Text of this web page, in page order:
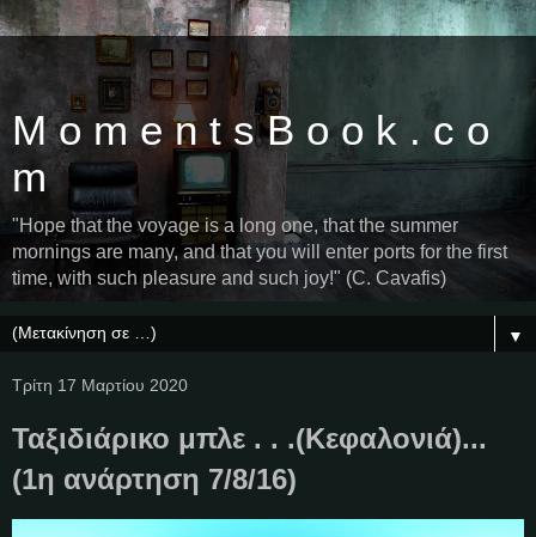
M o m e n t s B o o k . c o
m
"Hope that the voyage is a long one, that the summer
mornings are many, and that you will enter ports for the first
time, with such pleasure and such joy!" (C. Cavafis)
▼
Τρίτη 17 Μαρτίου 2020
Ταξιδιάρικο μπλε . . .(Κεφαλονιά)...
(1η ανάρτηση 7/8/16)